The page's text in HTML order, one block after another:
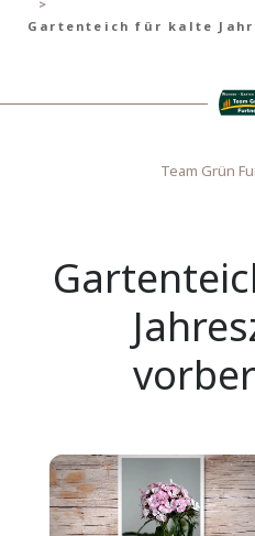
Gartenteich für kalte
Team Grün